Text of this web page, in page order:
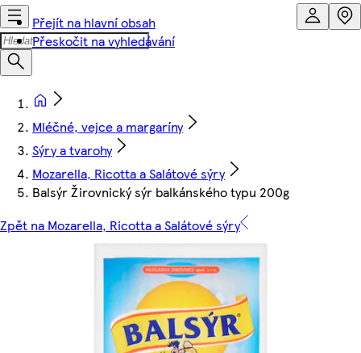
Přejít na hlavní obsah
Přeskočit na vyhledávání
Mléčné, vejce a margaríny
Sýry a tvarohy
Mozarella, Ricotta a Salátové sýry
Balsýr Žirovnický sýr balkánského typu 200g
Zpět na Mozarella, Ricotta a Salátové sýry